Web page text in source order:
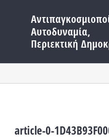
περιεχόμενο
article-0-